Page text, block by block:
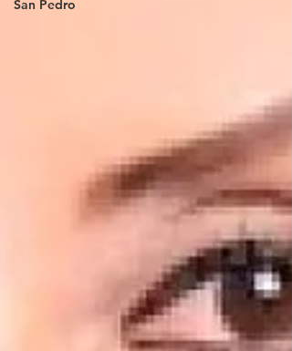
San Pedro